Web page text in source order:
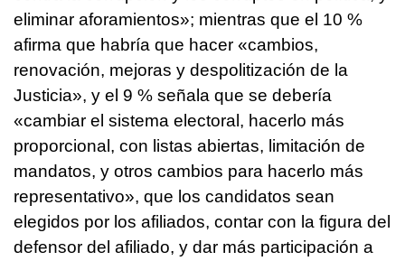
eliminar aforamientos»; mientras que el 10 %
afirma que habría que hacer «cambios,
renovación, mejoras y despolitización de la
Justicia», y el 9 % señala que se debería
«cambiar el sistema electoral, hacerlo más
proporcional, con listas abiertas, limitación de
mandatos, y otros cambios para hacerlo más
representativo», que los candidatos sean
elegidos por los afiliados, contar con la figura del
defensor del afiliado, y dar más participación a